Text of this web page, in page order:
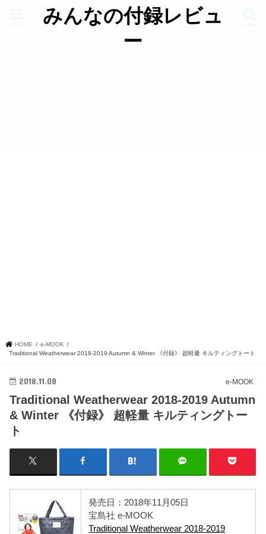
みんなの付録レビュ
ー
HOME
e-MOOK
Traditional Weatherwear 2018-2019 Autumn & Winter 《付録》 超軽量 キルティングトート
e-MOOK
2018.11.08
Traditional Weatherwear 2018-2019 Autumn
& Winter 《付録》 超軽量 キルティングトー
ト
発売日：2018年11月05日
宝島社 e-MOOK
Traditional Weatherwear 2018-2019